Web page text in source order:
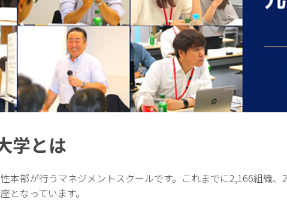
学とは
本部が行うマネジメントスクールです。これまでに2,166組織
となっています。